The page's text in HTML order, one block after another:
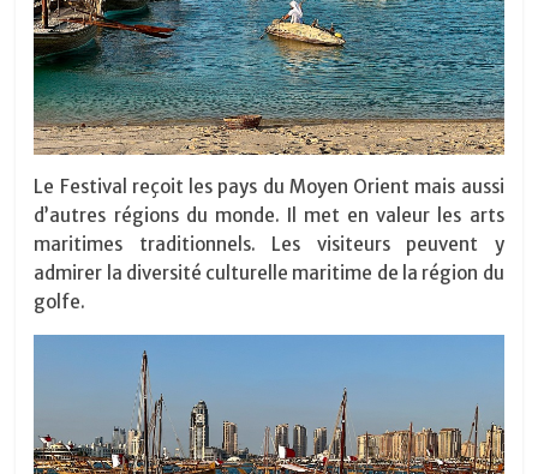
Le Festival reçoit les pays du Moyen Orient mais aussi
d’autres régions du monde. Il met en valeur les arts
maritimes traditionnels. Les visiteurs peuvent y
admirer la diversité culturelle maritime de la région du
golfe.